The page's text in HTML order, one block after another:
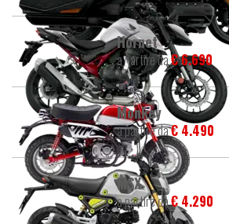
Hornet
a partire da€ 6.690
Monkey
a partire da€ 4.490
MSX
a partire da€ 4.290